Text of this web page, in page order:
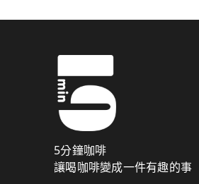
5分鐘咖啡
讓喝咖啡變成一件有趣的事